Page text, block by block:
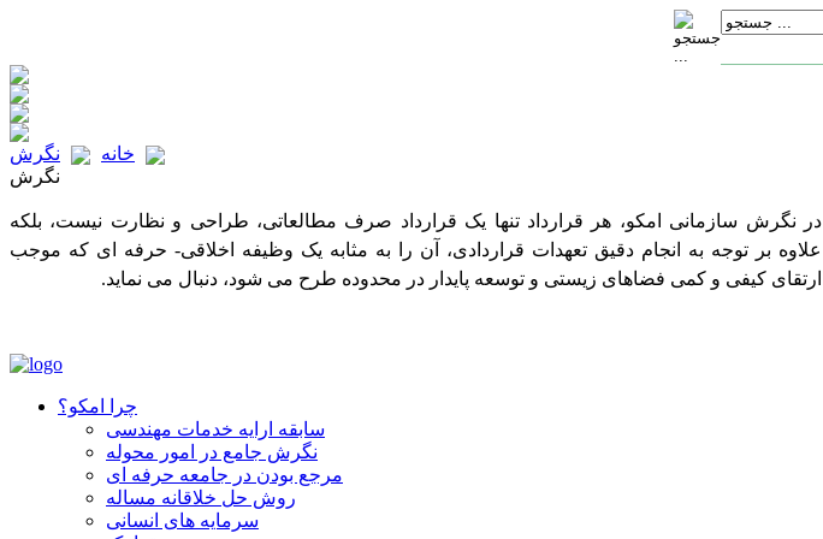
خانه
نگرش
نگرش
در نگرش سازمانی امکو، هر قرارداد تنها یک قرارداد صرف مطالعاتی، طراحی و نظارت نیست، بلکه
علاوه بر توجه به انجام دقیق تعهدات قراردادی، آن را به مثابه یک وظیفه اخلاقی- حرفه ای که موجب
ارتقای کیفی و کمی فضاهای زیستی و توسعه پایدار در محدوده طرح می شود، دنبال می نماید.
چرا امکو؟
سابقه ارایه خدمات مهندسی
نگرش جامع در امور محوله
مرجع بودن در جامعه حرفه ای
روش حل خلاقانه مساله
سرمایه‏ های انسانی